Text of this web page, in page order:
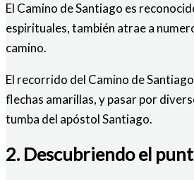
El Camino de Santiago es
espirituales, también atrae a
camino.
El recorrido del Camino de
flechas amarillas, y pasar por
tumba del apóstol Santiago.
2. Descubriendo el